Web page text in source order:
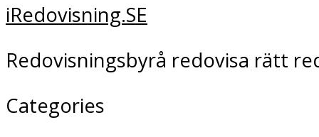
iRedovisning.SE
Redovisningsbyrå redovisa rätt
Categories